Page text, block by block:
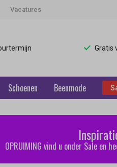
Vacatures
Gratis
Schoenen Beenmode
OPRUIMING vind u onder Sale en